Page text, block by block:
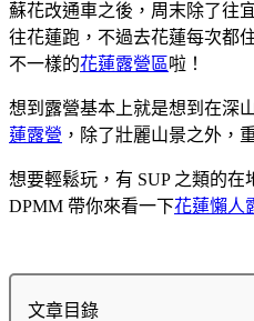
蘇花改通車之後，周末除了往
往花蓮跑，不過去花蓮每次都
不一樣的花蓮露營區啦！
想到露營基本上就是想到在深
蓮露營 ，除了壯麗山景之外，
想要輕鬆玩，有 SUP 之類的
DPMM 帶你來看一下花蓮懶人
文章目錄